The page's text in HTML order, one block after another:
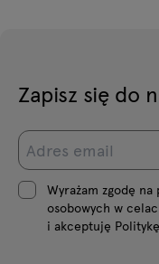
Zapisz się do
Wyrażam zgodę
osobowych w
i akceptuję